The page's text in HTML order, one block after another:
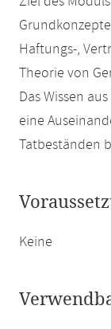
Haftungs-,
Theorie von
Das Wissen
eine
Tatbeständen
Keine